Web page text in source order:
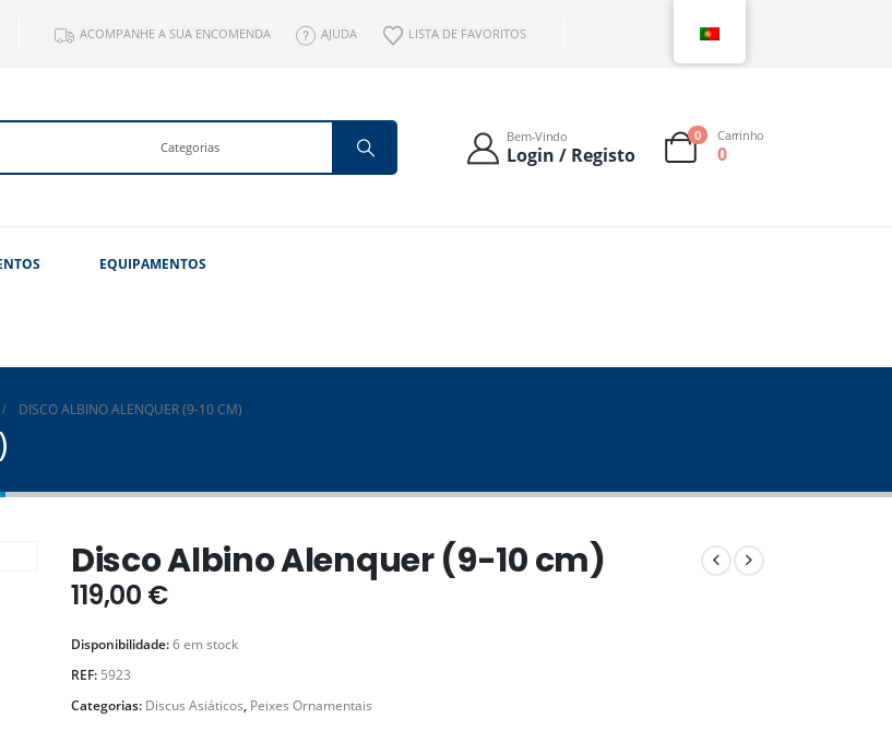
ACOMPANHE A SUA ENCOMENDA AJUDA LISTA DE FAVORITOS
Bem-Vindo
Login / Registo
0 Carrinho
0
EQUIPAMENTOS
DISCO ALBINO ALENQUER (9-10 CM)
Disco Albino Alenquer (9-10 cm)
119,00 €
Disponibilidade:6 em stock
REF: 5923
Categorias: Discus Asiáticos, Peixes Ornamentais